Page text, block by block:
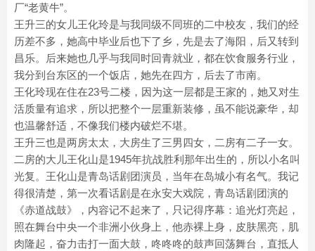
厂“老黄牛”。
王升三的女儿王化玲是与我同级不同班的二中校友，我们的经
历差不多，她高中毕业后也下了乡，先是去了海阳，后又转到
昌乐。后来她也几乎与我同时回青就业，都在饮食服务行业，
我分到台东区的一个饭店，她先在四方，后去了市南。
王化玲现在住在23号二楼，因为这一层都是王家的，她又对生
活质量有追求，所以把整个一层重新装修，虽不能说豪华，却
也温馨舒适，不像我们楼内破烂不堪。
王升三也是两房太太，大房生了三男四女，二房有二子一女。
二房的大儿王化山是1945年抗战胜利那年出生的，所以小名叫
光复。王化山是青岛话剧团演员，当年在岛城小有名气。我记
得很清楚，第一次看话剧是在永安大戏院，青岛话剧团演的
《赤道战鼓》，内容记不起来了，只记得序幕：追光灯亮起，
照在舞台中央一个非洲小伙身上，他赤裸上身，皮肤黑亮，肌
肉隆起，奋力击打一面大鼓，咚咚咚的鼓声回荡舞台，直抵人